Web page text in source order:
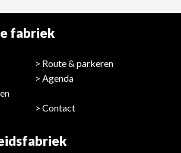
fabriek
Route & parkeren
Agenda
Contact